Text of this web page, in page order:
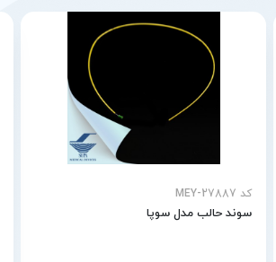
کد MEY-27887
سوند حالب مدل سوپا